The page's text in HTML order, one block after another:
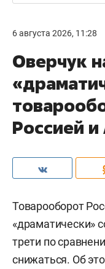
6 августа 2026, 11:28
Оверчук
Россией
Товарооборот
«драматически»
трети по
снижаться. Об